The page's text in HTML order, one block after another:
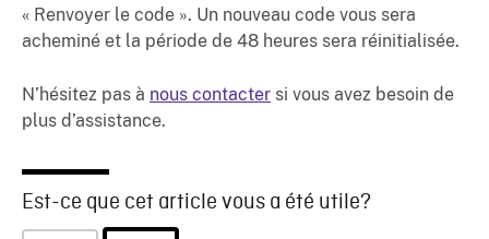
« Renvoyer le code ». Un nouveau code vous sera
acheminé et la période de 48 heures sera réinitialisée.
N’hésitez pas à nous contacter si vous avez besoin de
plus d’assistance.
Est-ce que cet article vous a été utile?